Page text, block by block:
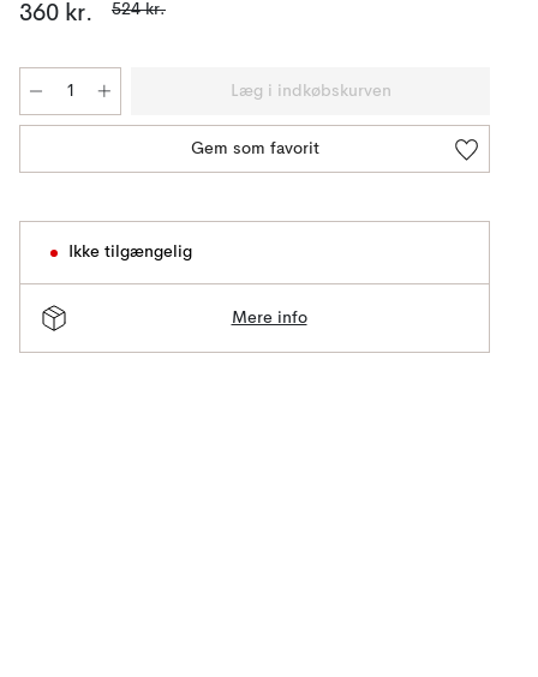
360 kr. 524 kr.
Læg i indkøbskurven
Gem som favorit
Ikke tilgængelig
Mere info